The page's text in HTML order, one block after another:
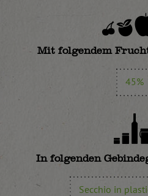
Mit folgendem
45%
In folgenden
Secchio in